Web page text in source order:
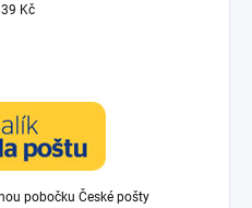
39 Kč
pobočku České pošty